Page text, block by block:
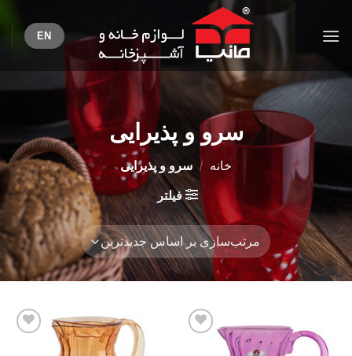
EN
سرو و پذیرایی
خانه / سرو و پذیرایی
فیلتر